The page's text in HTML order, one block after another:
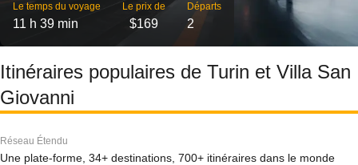
Le temps du voyage
11 h 39 min
Le prix de
$169
Départs
2
Itinéraires populaires de Turin et Villa San
Giovanni
Réseau Étendu
Une plate-forme, 34+ destinations, 700+ itinéraires dans le monde